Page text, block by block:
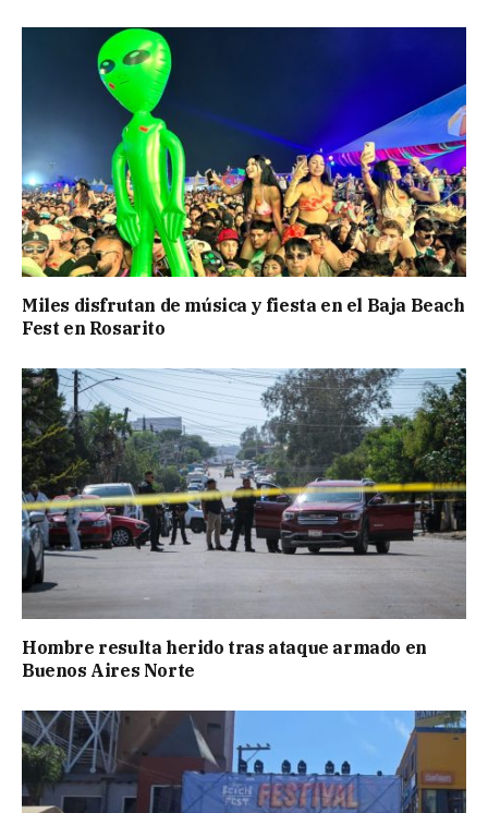
Miles disfrutan de música y fiesta en el Baja Beach
Fest en Rosarito
Hombre resulta herido tras ataque armado en
Buenos Aires Norte